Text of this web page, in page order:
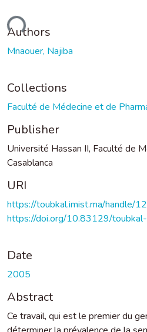
Authors
Mnaouer, Najiba
Collections
Faculté de Médecine et de
Publisher
Université Hassan II, Faculté de
Casablanca
URI
https://toubkal.imist.ma/handle/
https://doi.org/10.83129/
Date
2005
Abstract
Ce travail, qui est le premier du